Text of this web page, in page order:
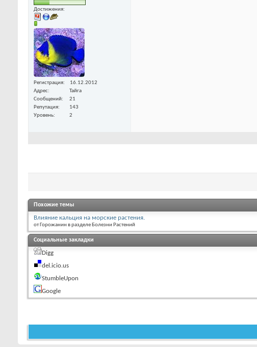
Достижения:
Регистрация
16.12.2012
Адрес
Тайга
Сообщений
21
Репутация
143
Уровень
2
Похожие темы
Влияние кальция на морские растения.
от Горожанин в разделе Болезни Растений
Социальные закладки
Digg
del.icio.us
StumbleUpon
Google